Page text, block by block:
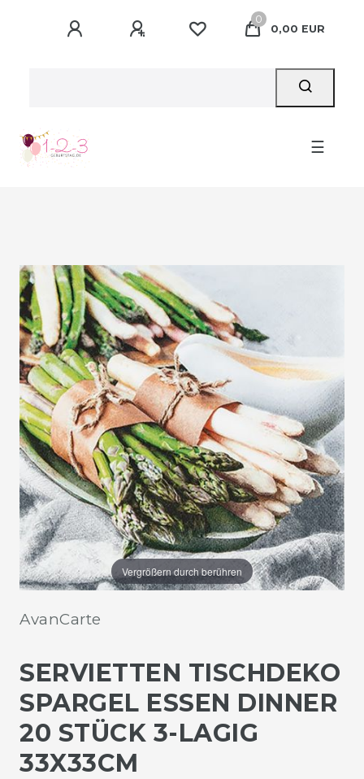
0
0,00 EUR
☰
Vergrößern durch berühren
AvanCarte
SERVIETTEN TISCHDEKO
SPARGEL ESSEN DINNER
20 STÜCK 3-LAGIG
33X33CM